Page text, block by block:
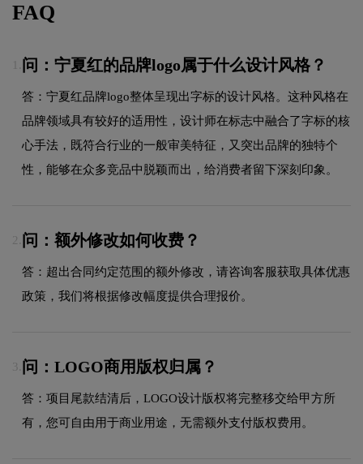
FAQ
问：宁夏红的品牌logo属于什么设计风格？
答：宁夏红品牌logo整体呈现出字标的设计风格。这种风格在
品牌领域具有较好的适用性，设计师在标志中融合了字标的核
心手法，既符合行业的一般审美特征，又突出品牌的独特个
性，能够在众多竞品中脱颖而出，给消费者留下深刻印象。
2. 问：额外修改如何收费？
答：超出合同约定范围的额外修改，请咨询客服获取具体优惠
政策，我们将根据修改幅度提供合理报价。
3. 问：LOGO商用版权归属？
答：项目尾款结清后，LOGO设计版权将完整移交给甲方所
有，您可自由用于商业用途，无需额外支付版权费用。